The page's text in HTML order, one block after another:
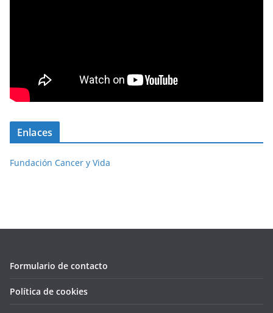
Enlaces
Fundación Cancer y Vida
Formulario de contacto
Política de cookies